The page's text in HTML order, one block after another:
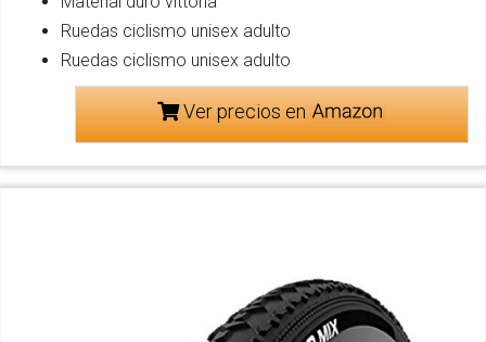
Ruedas ciclismo unisex adulto
Ruedas ciclismo unisex adulto
Ver precios en